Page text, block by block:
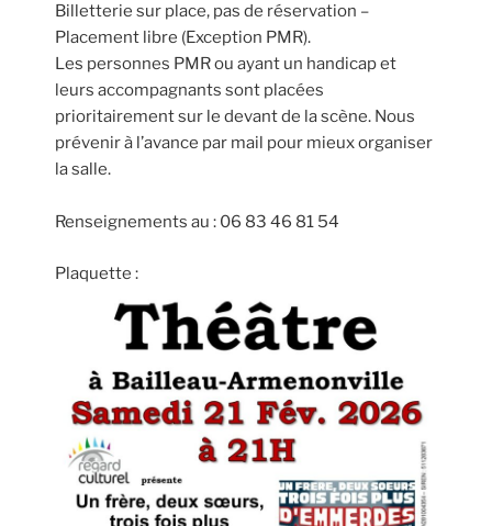
Billetterie sur place, pas de réservation –
Placement libre (Exception PMR).
Les personnes PMR ou ayant un handicap et
leurs accompagnants sont placées
prioritairement sur le devant de la scène. Nous
prévenir à l’avance par mail pour mieux organiser
la salle.
Renseignements au : 06 83 46 81 54
Plaquette :